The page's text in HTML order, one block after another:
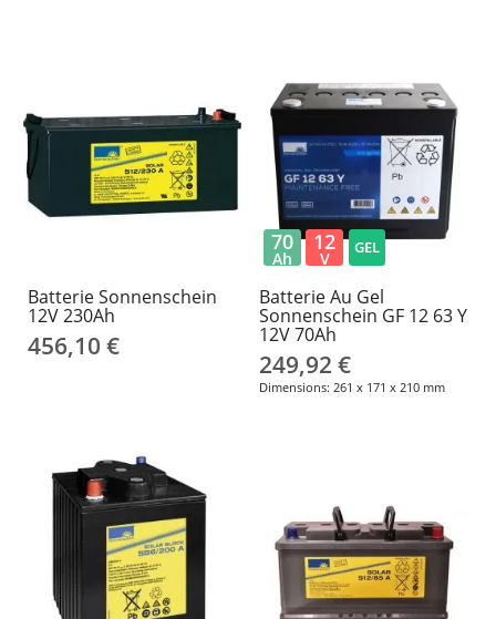
Batterie Sonnenschein
12V 230Ah
456,10 €
Batterie Au Gel
Sonnenschein GF 12 63 Y
12V 70Ah
249,92 €
Dimensions: 261 x 171 x 210 mm
70
Ah
12
V
GEL